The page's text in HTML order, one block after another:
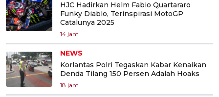
HJC Hadirkan Helm Fabio Quartararo
Funky Diablo, Terinspirasi MotoGP
Catalunya 2025
14 jam
NEWS
Korlantas Polri Tegaskan Kabar Kenaikan
Denda Tilang 150 Persen Adalah Hoaks
18 jam